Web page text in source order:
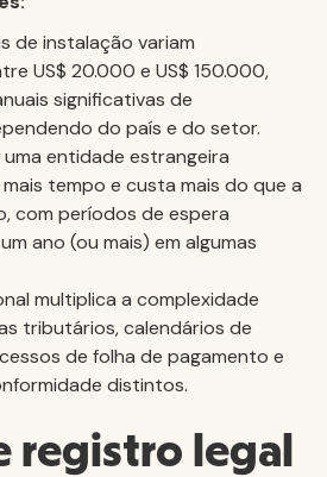
de instalação variam
US$ 20.000 e US$ 150.000,
significativas de
do país e do setor.
entidade estrangeira
tempo e custa mais do que a
com períodos de espera
ano (ou mais) em algumas
multiplica a complexidade
tributários, calendários de
de folha de pagamento e
distintos.
registro legal